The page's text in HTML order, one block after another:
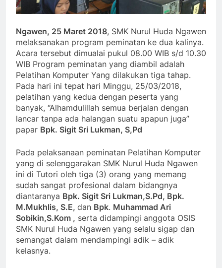
Ngawen, 25 Maret 2018, SMK Nurul Huda Ngawen
melaksanakan program peminatan ke dua kalinya.
Acara tersebut dimualai pukul 08.00 WIB s/d 10.30
WIB Program peminatan yang diambil adalah
Pelatihan Komputer Yang dilakukan tiga tahap.
Pada hari ini tepat hari Minggu, 25/03/2018,
pelatihan yang kedua dengan peserta yang
banyak, “Alhamdulillah semua berjalan dengan
lancar tanpa ada halangan suatu apapun juga”
papar Bpk. Sigit Sri Lukman, S,Pd
Pada pelaksanaan peminatan Pelatihan Komputer
yang di selenggarakan SMK Nurul Huda Ngawen
ini di Tutori oleh tiga (3) orang yang memang
sudah sangat profesional dalam bidangnya
diantaranya Bpk. Sigit Sri Lukman,S.Pd, Bpk.
M.Mukhlis, S.E, dan Bpk. Muhammad Ari
Sobikin,S.Kom , serta didampingi anggota OSIS
SMK Nurul Huda Ngawen yang selalu sigap dan
semangat dalam mendampingi adik – adik
kelasnya.